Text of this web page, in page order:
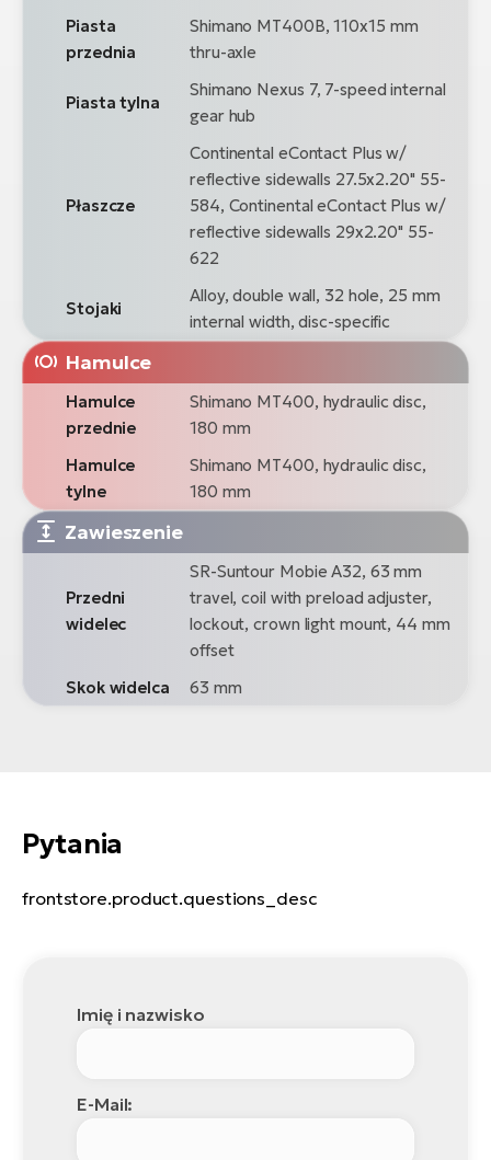
Piasta
przednia
Shimano MT400B, 110x15 mm
thru-axle
Piasta tylna
Shimano Nexus 7, 7-speed internal
gear hub
Płaszcze
Continental eContact Plus w/
reflective sidewalls 27.5x2.20" 55-
584, Continental eContact Plus w/
reflective sidewalls 29x2.20" 55-
622
Stojaki
Alloy, double wall, 32 hole, 25 mm
internal width, disc-specific
Hamulce
Hamulce
przednie
Shimano MT400, hydraulic disc,
180 mm
Hamulce
tylne
Shimano MT400, hydraulic disc,
180 mm
Zawieszenie
Przedni
widelec
SR-Suntour Mobie A32, 63 mm
travel, coil with preload adjuster,
lockout, crown light mount, 44 mm
offset
Skok widelca
63 mm
Pytania
frontstore.product.questions_desc
Imię i nazwisko
E-Mail: